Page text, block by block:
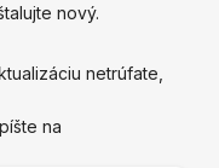
nový.
netrúfate,
na